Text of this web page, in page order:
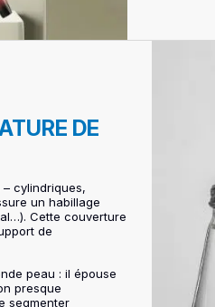
DE
cylindriques,
un habillage
Cette couverture
de
peau : il épouse
presque
segmenter